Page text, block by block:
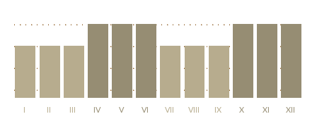
I II III IV V VI VII VIII IX X XI XII